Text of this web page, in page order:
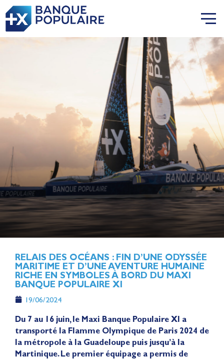
RELAIS DES OCÉANS : FIN D’UNE ODYSSÉE
MARITIME ET D’UNE AVENTURE HUMAINE
RICHE EN SYMBOLES À BORD DU MAXI
BANQUE POPULAIRE XI
19/06/2024
Du 7 au 16 juin, le Maxi Banque Populaire XI a
transporté la Flamme Olympique de Paris 2024 de
la métropole à la Guadeloupe puis jusqu’à la
Martinique. Le premier équipage a permis de